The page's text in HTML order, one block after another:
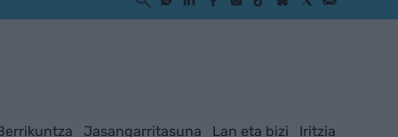
Jasangarritasuna Lan eta bizi Iritzia